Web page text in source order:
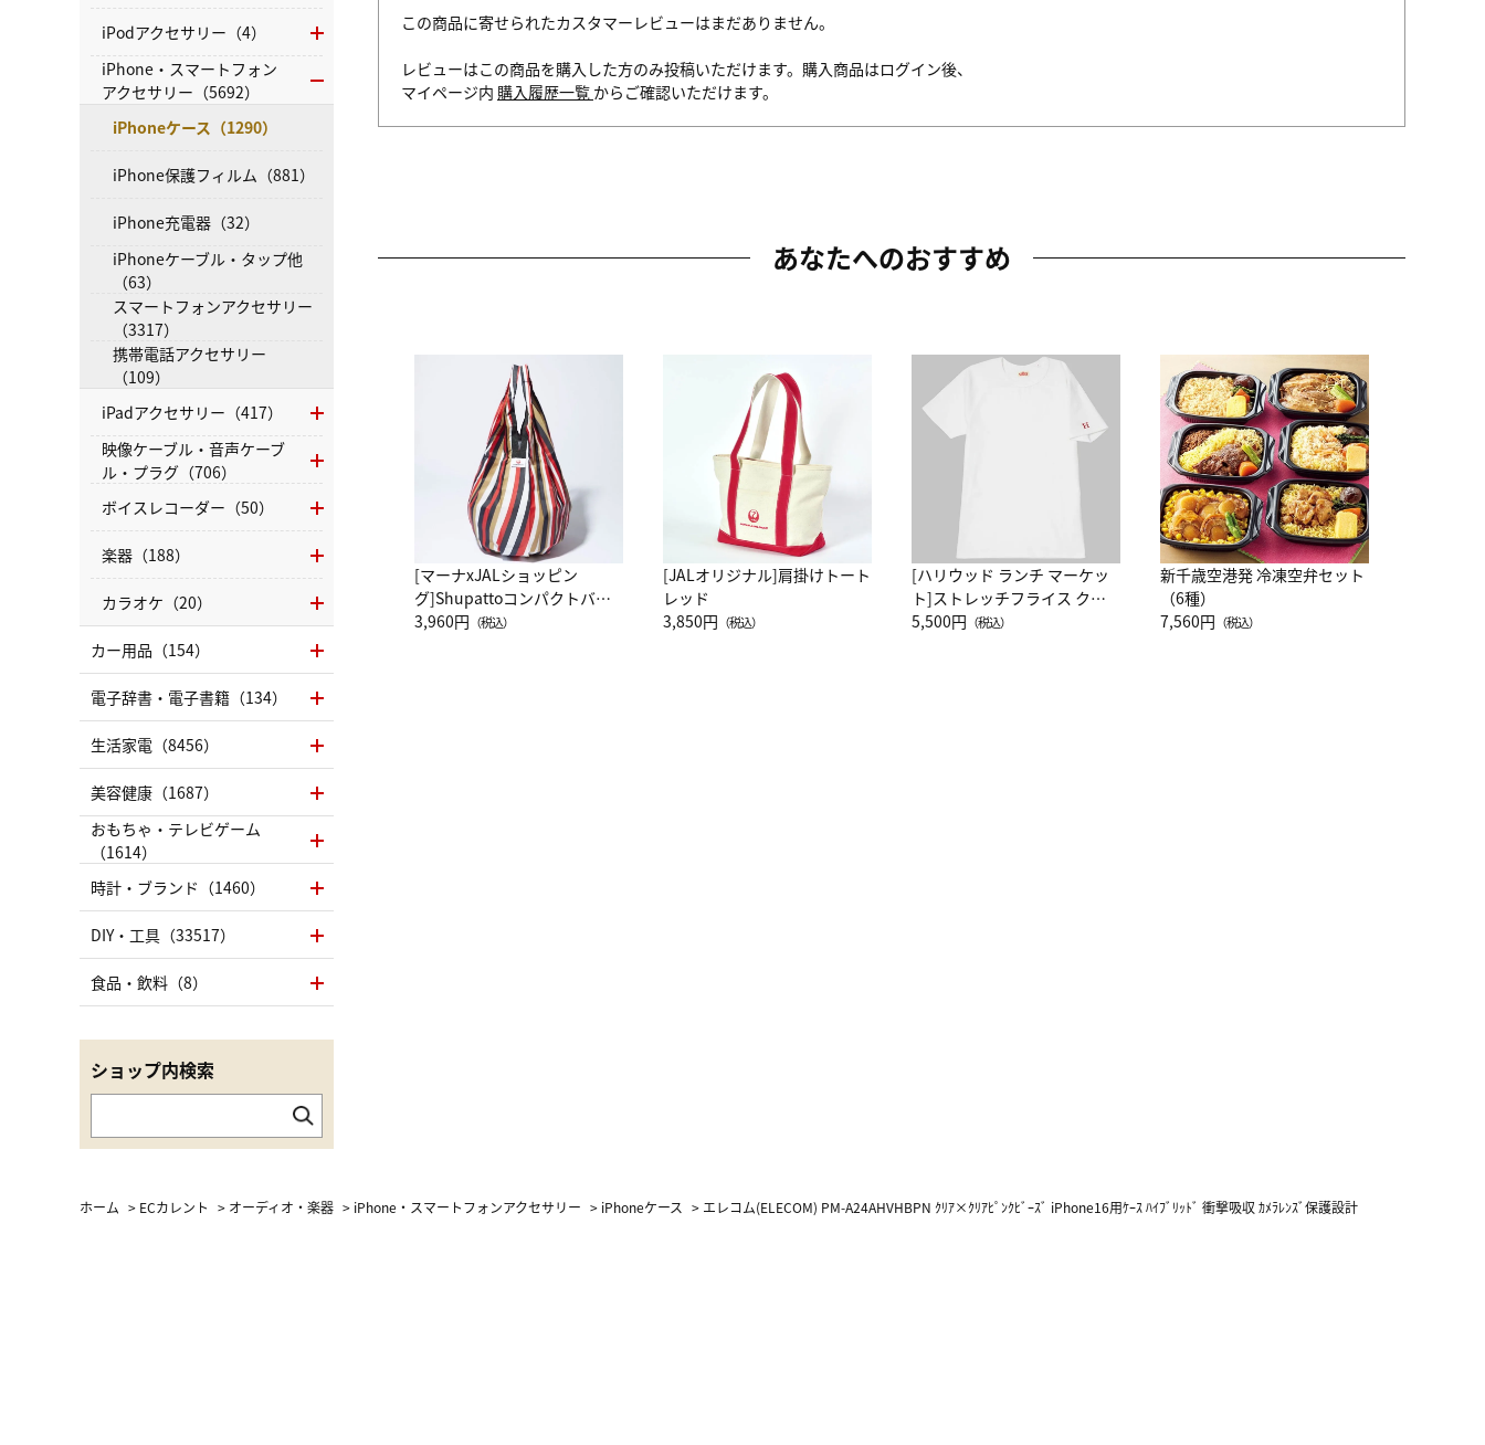
この商品に寄せられたカスタマーレビューはまだありません。
レビューはこの商品を購入した方のみ投稿いただけます。購入商品はログイン後、
マイページ内 購入履歴一覧 からご確認いただけます。
あなたへのおすすめ
[マーナxJALショッピン
グ]Shupattoコンパクトバッ
グ Drop JAL客室乗務員
3,960円 （税込）
[JALオリジナル]肩掛けトート
レッド
3,850円 （税込）
[ハリウッド ランチ マーケッ
ト]ストレッチフライス クル
ーネック別注半袖Ｔシャツ
5,500円 （税込）
新千歳空港発 冷凍空弁セット
（6種）
7,560円 （税込）
iPodアクセサリー（4）
iPhone・スマートフォン
アクセサリー（5692）
iPhoneケース（1290）
iPhone保護フィルム（881）
iPhone充電器（32）
iPhoneケーブル・タップ他
（63）
スマートフォンアクセサリー
（3317）
携帯電話アクセサリー
（109）
iPadアクセサリー（417）
映像ケーブル・音声ケーブ
ル・プラグ（706）
ボイスレコーダー（50）
楽器（188）
カラオケ（20）
カー用品（154）
電子辞書・電子書籍（134）
生活家電（8456）
美容健康（1687）
おもちゃ・テレビゲーム
（1614）
時計・ブランド（1460）
DIY・工具（33517）
食品・飲料（8）
ショップ内検索
ホーム > ECカレント > オーディオ・楽器 > iPhone・スマートフォンアクセサリー > iPhoneケース > エレコム(ELECOM) PM-A24AHVHBPN ｸﾘｱ×ｸﾘｱﾋﾟﾝｸﾋﾞｰｽﾞ iPhone16用ｹｰｽ ﾊｲﾌﾞﾘｯﾄﾞ 衝撃吸収 ｶﾒﾗﾚﾝｽﾞ保護設計